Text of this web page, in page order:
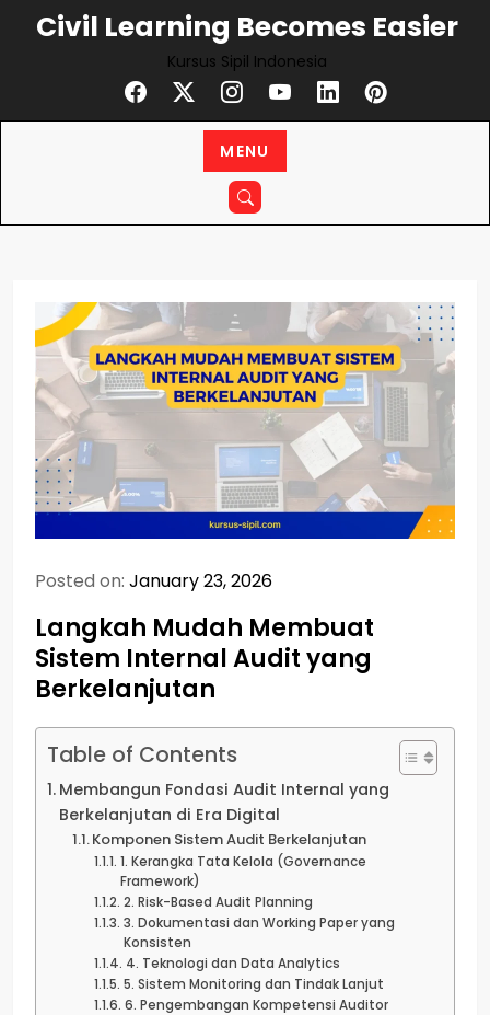
Civil Learning Becomes Easier
Kursus Sipil Indonesia
MENU
Posted on: January 23, 2026
Langkah Mudah Membuat
Sistem Internal Audit yang
Berkelanjutan
Table of Contents
Membangun Fondasi Audit Internal yang
Berkelanjutan di Era Digital
Komponen Sistem Audit Berkelanjutan
1. Kerangka Tata Kelola (Governance
Framework)
2. Risk-Based Audit Planning
3. Dokumentasi dan Working Paper yang
Konsisten
4. Teknologi dan Data Analytics
5. Sistem Monitoring dan Tindak Lanjut
6. Pengembangan Kompetensi Auditor